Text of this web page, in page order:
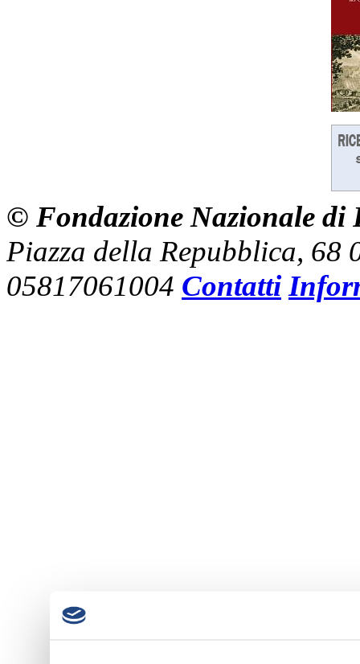
© Fondazione Nazionale di
Piazza della Repubblica, 68
05817061004 Contatti